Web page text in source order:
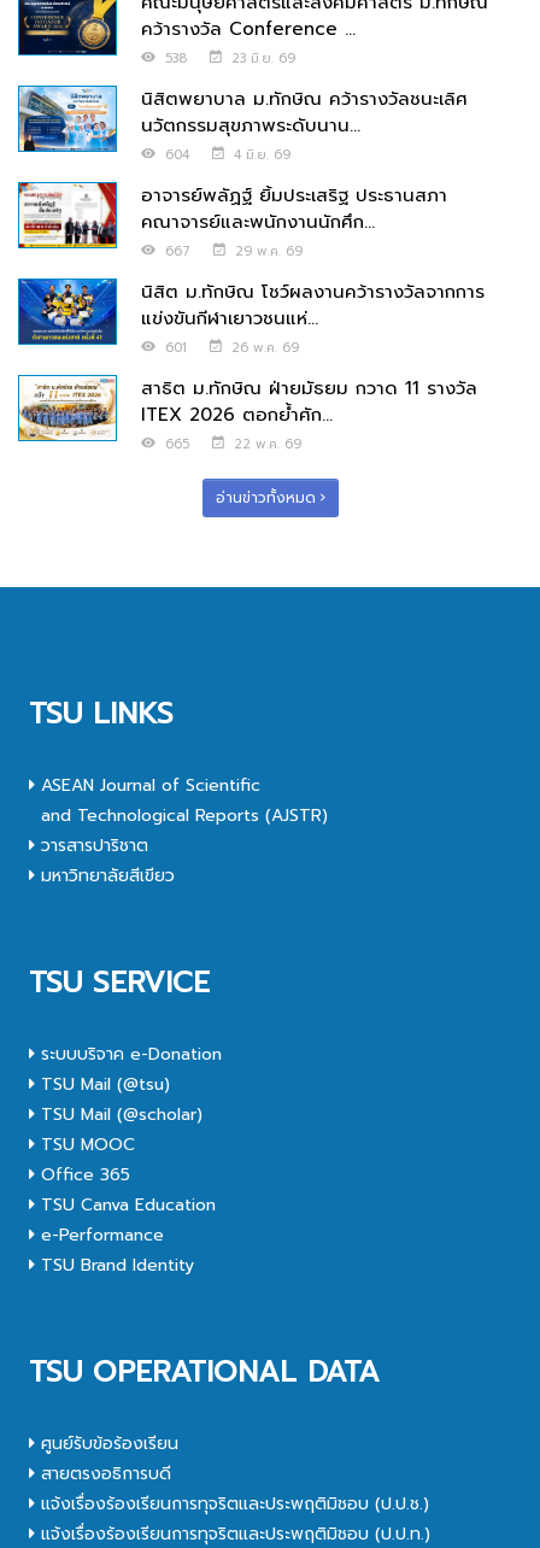
คว้ารางวัล Conference ...
538 23 มิ.ย. 69
นิสิตพยาบาล ม.ทักษิณ คว้ารางวัลชนะเลิศ
นวัตกรรมสุขภาพระดับนาน...
604 4 มิ.ย. 69
อาจารย์พลัฏฐ์ ยิ้มประเสริฐ ประธานสภา
คณาจารย์และพนักงานนักศึก...
667 29 พ.ค. 69
นิสิต ม.ทักษิณ โชว์ผลงานคว้ารางวัลจากการ
แข่งขันกีฬาเยาวชนแห่...
601 26 พ.ค. 69
สาธิต ม.ทักษิณ ฝ่ายมัธยม กวาด 11 รางวัล
ITEX 2026 ตอกย้ำศัก...
665 22 พ.ค. 69
อ่านข่าวทั้งหมด
TSU LINKS
ASEAN Journal of Scientific
and Technological Reports (AJSTR)
วารสารปาริชาต
มหาวิทยาลัยสีเขียว
TSU SERVICE
ระบบบริจาค e-Donation
TSU Mail (@tsu)
TSU Mail (@scholar)
TSU MOOC
Office 365
TSU Canva Education
e-Performance
TSU Brand Identity
TSU OPERATIONAL DATA
ศูนย์รับข้อร้องเรียน
สายตรงอธิการบดี
แจ้งเรื่องร้องเรียนการทุจริตและประพฤติมิชอบ (ป.ป.ช.)
แจ้งเรื่องร้องเรียนการทุจริตและประพฤติมิชอบ (ป.ป.ท.)